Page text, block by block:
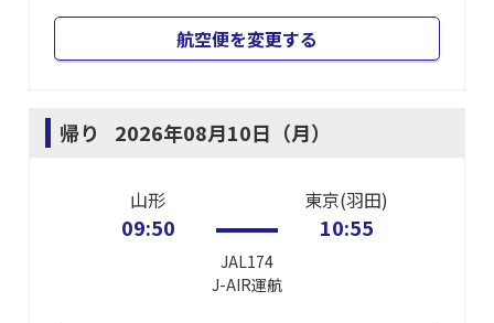
航空便を変更する
帰り 2026年08月10日（月）
山形
09:50
JAL174
J-AIR運航
東京(羽田)
10:55